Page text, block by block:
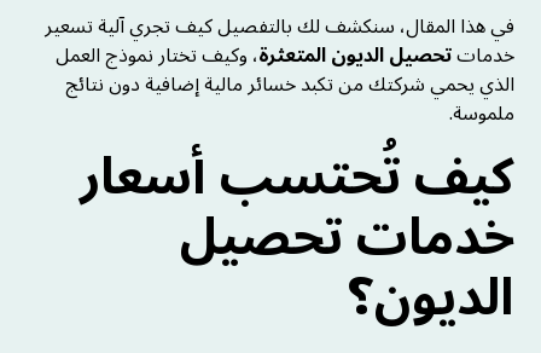
في هذا المقال، سنكشف لك بالتفصيل كيف تجري آلية تسعير
خدماتتحصيل الديون المتعثرة، وكيف تختار نموذج العمل
الذي يحمي شركتك من تكبد خسائر مالية إضافية دون نتائج
ملموسة.
كيف تُحتسب أسعار
خدمات تحصيل
الديون؟